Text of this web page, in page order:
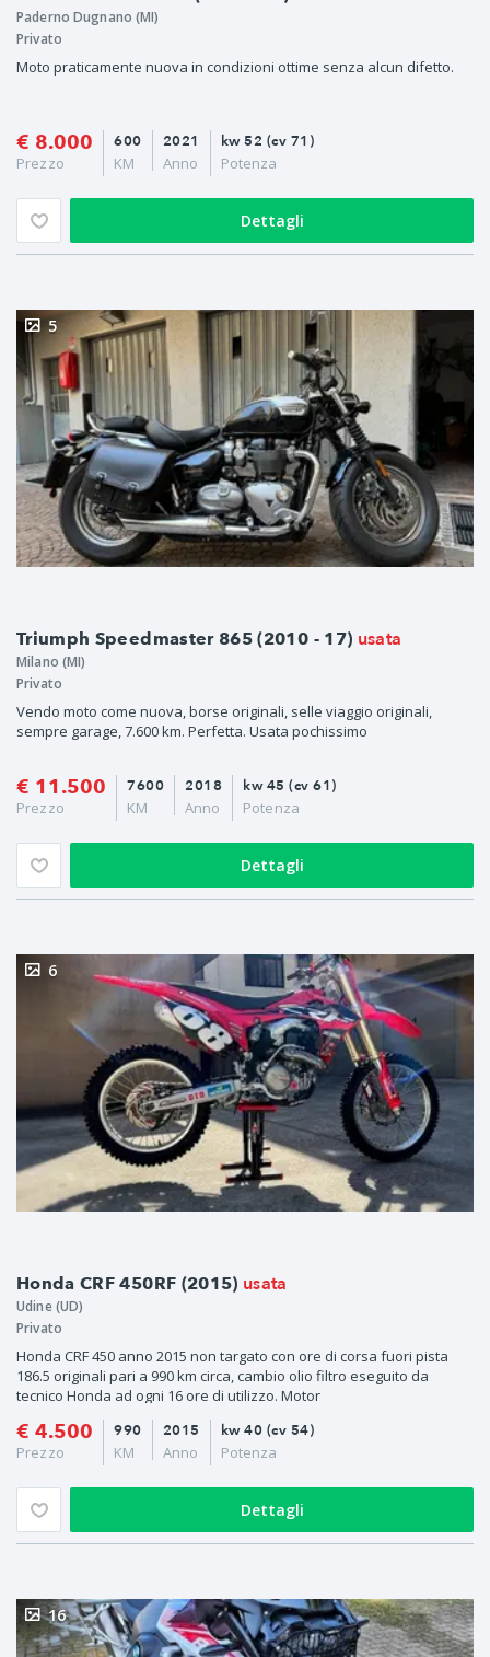
Paderno Dugnano (MI)
Privato
Moto praticamente nuova in condizioni ottime senza alcun difetto.
€ 8.000
Prezzo
2021
Anno
600
KM
kw 52 (cv 71)
Potenza
Dettagli
Triumph Speedmaster 865 (2010 - 17) usata
5
Milano (MI)
Privato
Vendo moto come nuova, borse originali, selle viaggio originali,
sempre garage, 7.600 km. Perfetta. Usata pochissimo
€ 11.500
Prezzo
2018
Anno
7600
KM
kw 45 (cv 61)
Potenza
Dettagli
Honda CRF 450RF (2015) usata
6
Udine (UD)
Privato
Honda CRF 450 anno 2015 non targato con ore di corsa fuori pista
186.5 originali pari a 990 km circa, cambio olio filtro eseguito da
tecnico Honda ad ogni 16 ore di utilizzo. Motor
€ 4.500
Prezzo
2015
Anno
990
KM
kw 40 (cv 54)
Potenza
Dettagli
16